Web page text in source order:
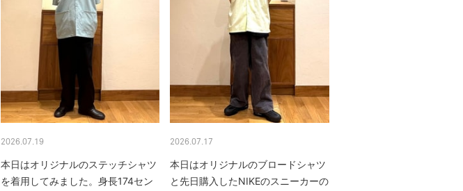
2026.07.19
本日はオリジナルのステッチシャツ
を着用してみました。身長174セン
2026.07.17
本日はオリジナルのブロードシャツ
と先日購入したNIKEのスニーカーの